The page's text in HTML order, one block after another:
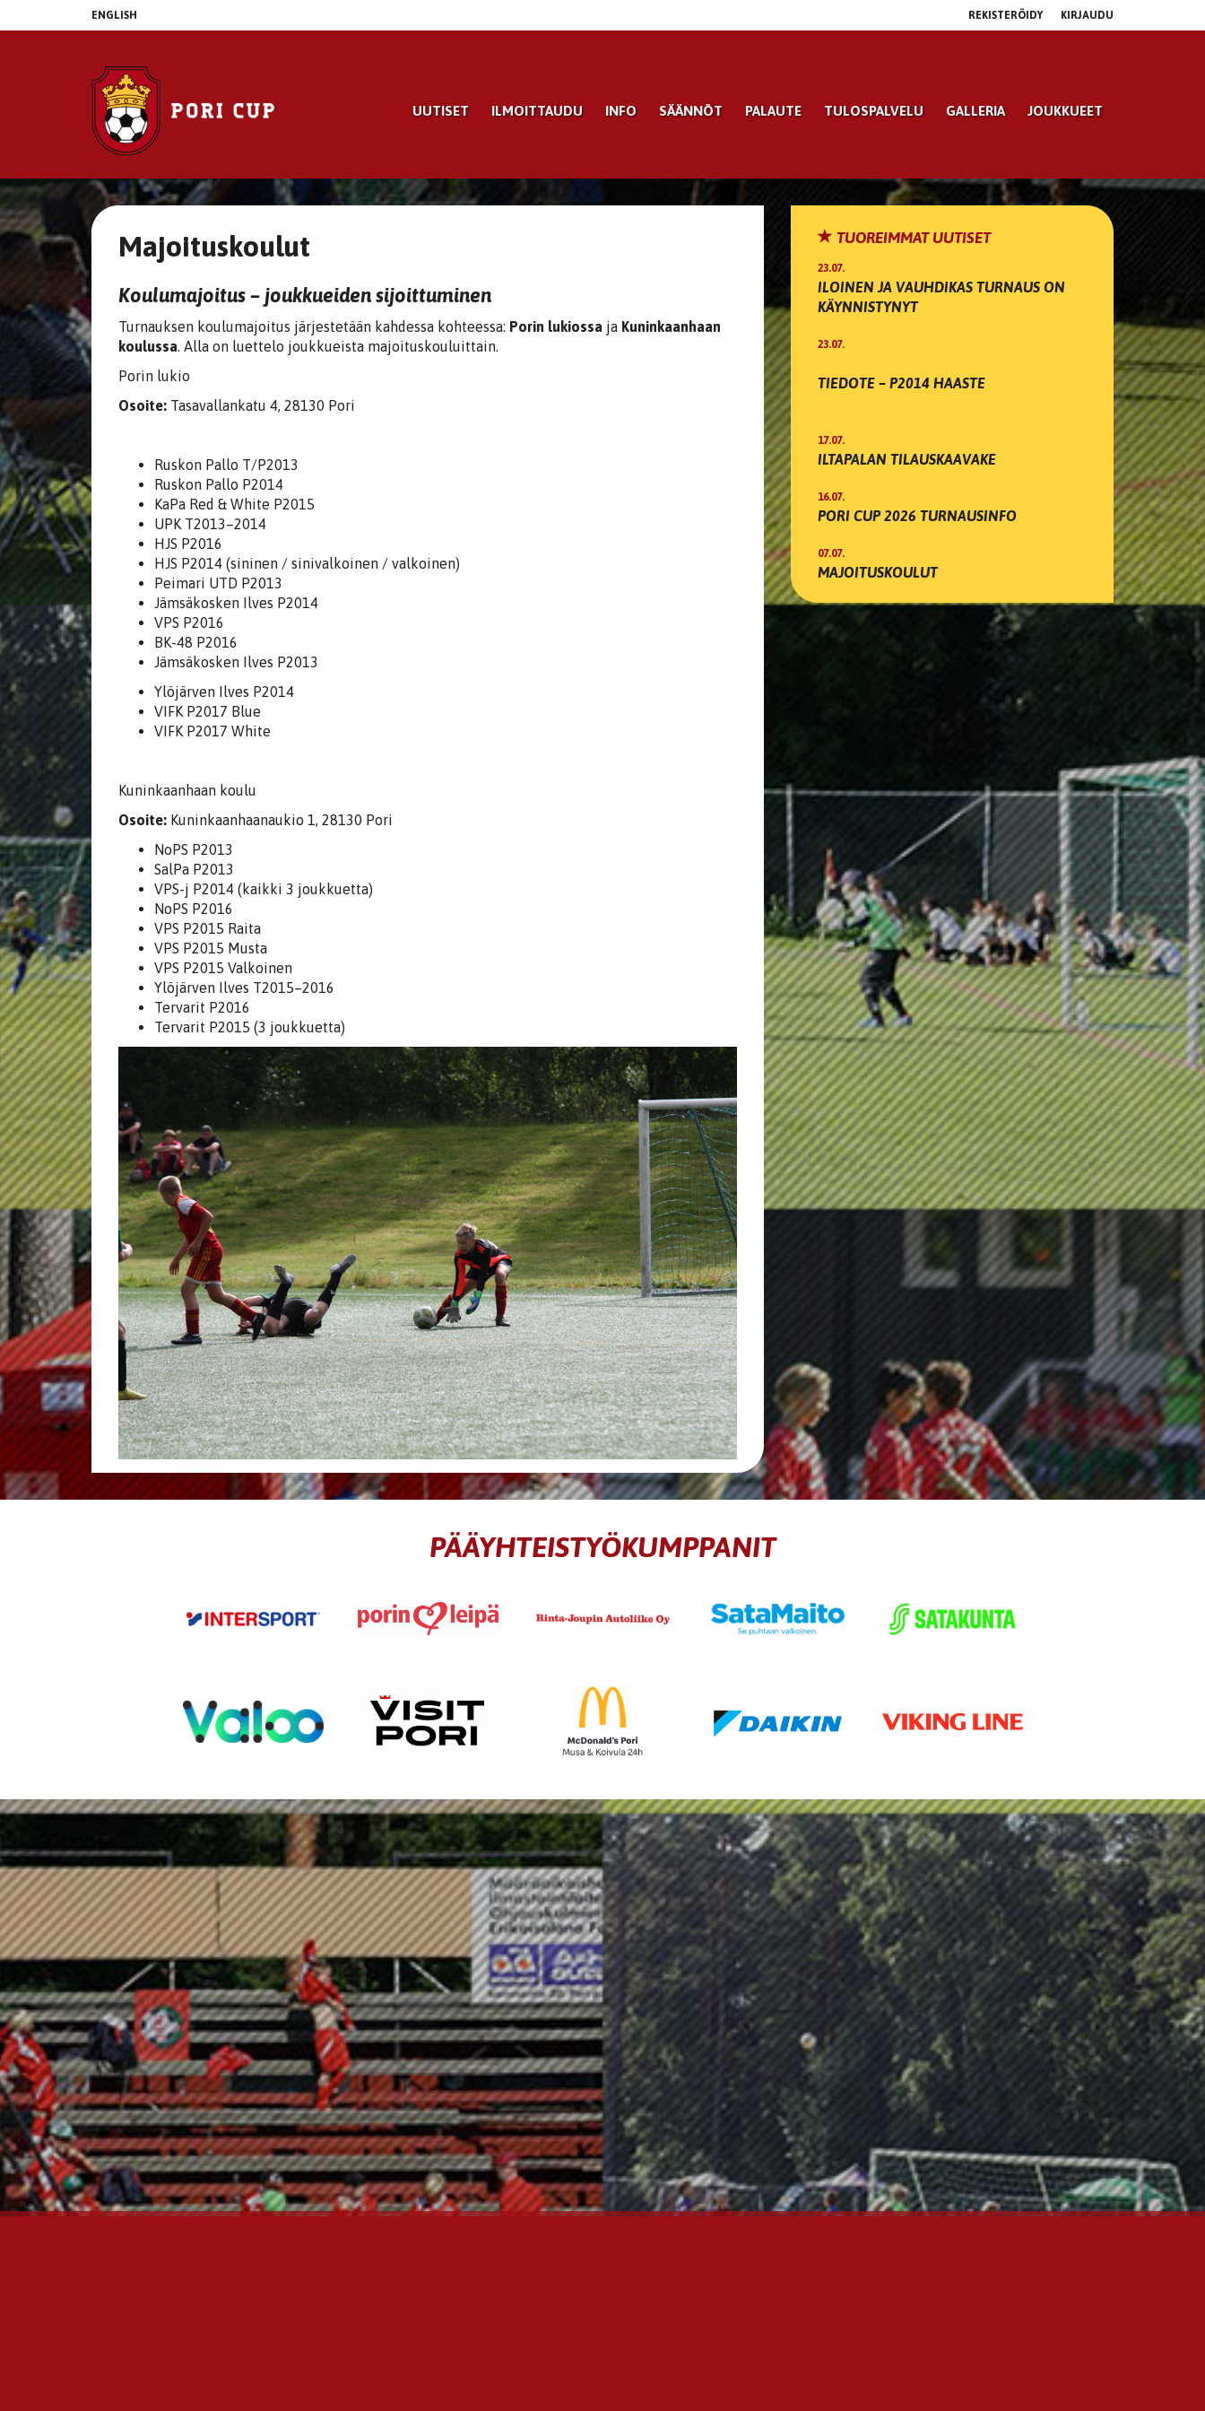
ENGLISH REKISTERÖIDY KIRJAUDU
UUTISET ILMOITTAUDU INFO SÄÄNNÖT PALAUTE TULOSPALVELU GALLERIA JOUKKUEET
Majoituskoulut
Koulumajoitus – joukkueiden sijoittuminen
Turnauksen koulumajoitus järjestetään kahdessa kohteessa: Porin lukiossa ja Kuninkaanhaan
koulussa. Alla on luettelo joukkueista majoituskouluittain.
Porin lukio
Osoite: Tasavallankatu 4, 28130 Pori
Ruskon Pallo T/P2013
Ruskon Pallo P2014
KaPa Red & White P2015
UPK T2013–2014
HJS P2016
HJS P2014 (sininen / sinivalkoinen / valkoinen)
Peimari UTD P2013
Jämsäkosken Ilves P2014
VPS P2016
BK-48 P2016
Jämsäkosken Ilves P2013
Ylöjärven Ilves P2014
VIFK P2017 Blue
VIFK P2017 White
Kuninkaanhaan koulu
Osoite: Kuninkaanhaanaukio 1, 28130 Pori
NoPS P2013
SalPa P2013
VPS-j P2014 (kaikki 3 joukkuetta)
NoPS P2016
VPS P2015 Raita
VPS P2015 Musta
VPS P2015 Valkoinen
Ylöjärven Ilves T2015–2016
Tervarit P2016
Tervarit P2015 (3 joukkuetta)
TUOREIMMAT UUTISET
23.07.
ILOINEN JA VAUHDIKAS TURNAUS ON
KÄYNNISTYNYT
23.07.
TIEDOTE – P2014 HAASTE
17.07.
ILTAPALAN TILAUSKAAVAKE
16.07.
PORI CUP 2026 TURNAUSINFO
07.07.
MAJOITUSKOULUT